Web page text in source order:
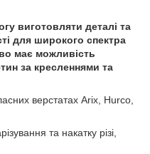
виготовляти деталі та
для широкого спектра
має можливість
за кресленнями та
верстатах Arix, Hurco,
та накатку різі,